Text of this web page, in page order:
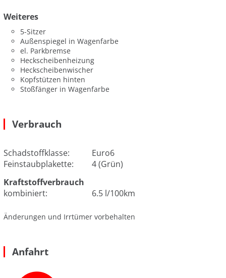
Weiteres
5-Sitzer
Außenspiegel in Wagenfarbe
el. Parkbremse
Heckscheibenheizung
Heckscheibenwischer
Kopfstützen hinten
Stoßfänger in Wagenfarbe
Verbrauch
Schadstoffklasse:
Euro6
Feinstaubplakette:
4 (Grün)
Kraftstoffverbrauch
kombiniert:
6.5 l/100km
Änderungen und Irrtümer vorbehalten
Anfahrt